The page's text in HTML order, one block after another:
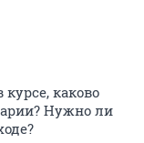
каково
Нужно ли